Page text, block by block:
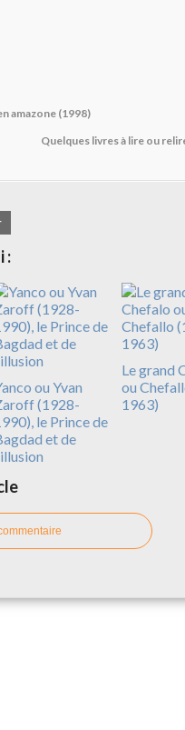
amazone (1998)
Quelques livres à lire ou
:
ou Yvan
(1928-
le Prince de
et de
Le grand
ou
1963)